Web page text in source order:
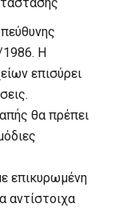
Η
επισύρει
θα πρέπει
επικυρωμένη
αντίστοιχα